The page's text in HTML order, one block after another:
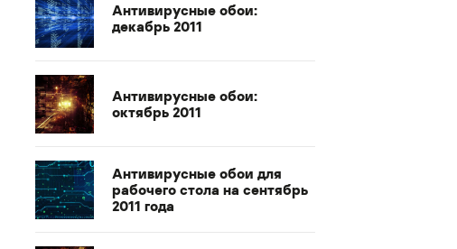
Антивирусные обои:
декабрь 2011
Антивирусные обои:
октябрь 2011
Антивирусные обои для
рабочего стола на сентябрь
2011 года